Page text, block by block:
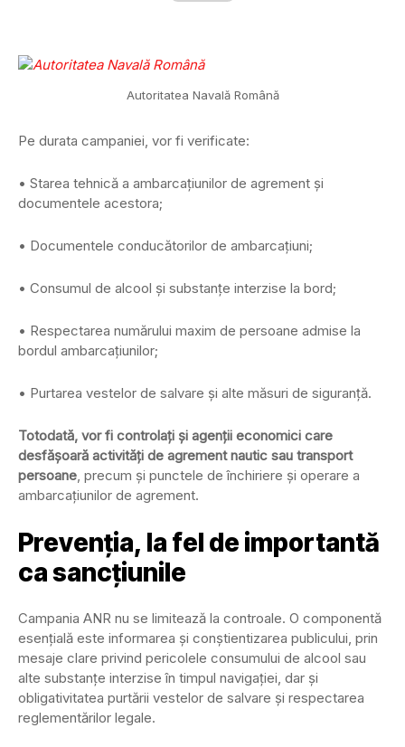
Autoritatea Navală Română
Pe durata campaniei, vor fi verificate:
• Starea tehnică a ambarcațiunilor de agrement și
documentele acestora;
• Documentele conducătorilor de ambarcațiuni;
• Consumul de alcool și substanțe interzise la bord;
• Respectarea numărului maxim de persoane admise la
bordul ambarcațiunilor;
• Purtarea vestelor de salvare și alte măsuri de siguranță.
Totodată, vor fi controlați și agenții economici care
desfășoară activități de agrement nautic sau transport
persoane, precum și punctele de închiriere și operare a
ambarcațiunilor de agrement.
Prevenția, la fel de importantă
ca sancțiunile
Campania ANR nu se limitează la controale. O componentă
esențială este informarea și conștientizarea publicului, prin
mesaje clare privind pericolele consumului de alcool sau
alte substanțe interzise în timpul navigației, dar și
obligativitatea purtării vestelor de salvare și respectarea
reglementărilor legale.